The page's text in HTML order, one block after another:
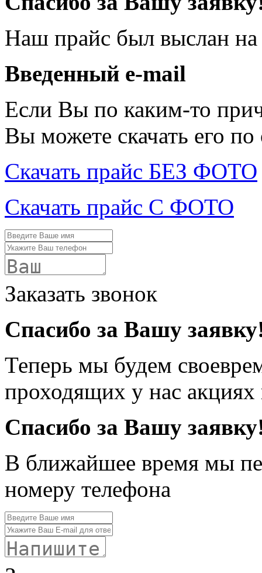
Наш прайс был выслан
Введенный e-mail
Если Вы по каким-то
Вы можете скачать его
Скачать прайс БЕЗ ФОТО
Скачать прайс С ФОТО
Заказать звонок
Спасибо за Вашу
Теперь мы будем
проходящих у нас
Спасибо за Вашу
В ближайшее время мы
номеру телефона